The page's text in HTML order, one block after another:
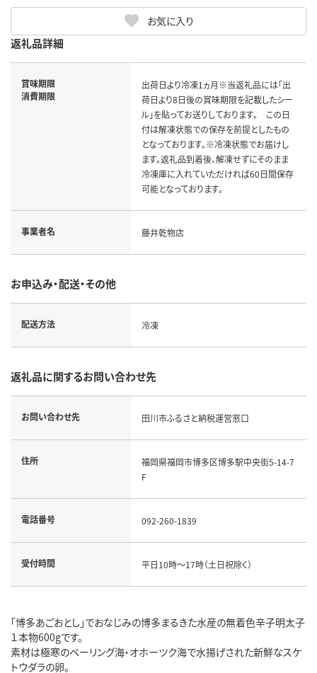
お気に入り
返礼品詳細
賞味期限
消費期限
出荷日より冷凍1ヵ月※当返礼品には「出
荷日より8日後の賞味期限を記載したシー
ル」を貼ってお送りしております。 この日
付は解凍状態での保存を前提としたもの
となっております。※冷凍状態でお届けし
ます。返礼品到着後、解凍せずにそのまま
冷凍庫に入れていただければ60日間保存
可能となっております。
事業者名 藤井乾物店
お申込み・配送・その他
配送方法 冷凍
返礼品に関するお問い合わせ先
お問い合わせ先 田川市ふるさと納税運営窓口
住所
福岡県福岡市博多区博多駅中央街5-14-7
F
電話番号 092-260-1839
受付時間 平日10時～17時（土日祝除く）
「博多あごおとし」でおなじみの博多まるきた水産の無着色辛子明太子
１本物600gです。
素材は極寒のベーリング海・オホーツク海で水揚げされた新鮮なスケ
トウダラの卵。